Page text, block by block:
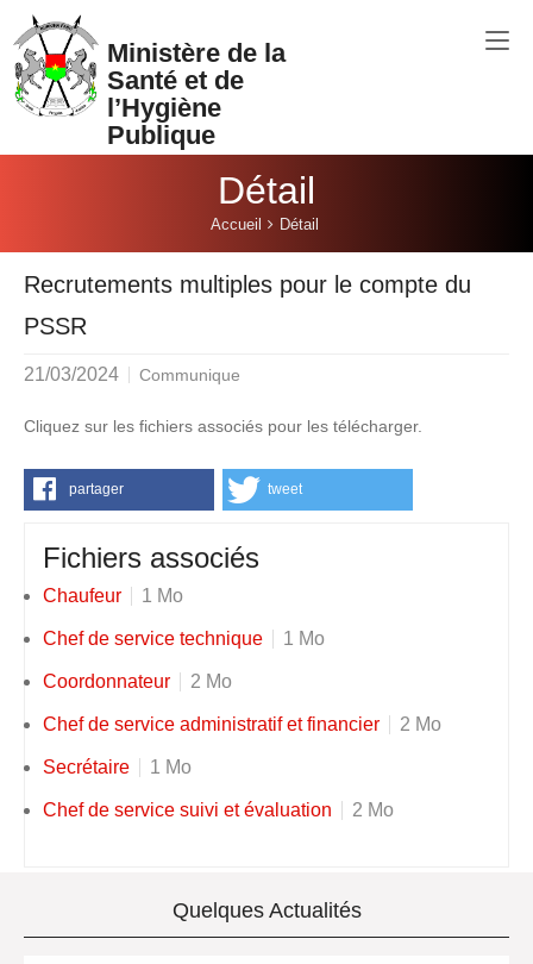
Aller au contenu principal
Ministère de la
Santé et de
l’Hygiène
Publique
Détail
Accueil Détail
Recrutements multiples pour le compte du
PSSR
21/03/2024 Communique
Cliquez sur les fichiers associés pour les télécharger.
partager tweet
Fichiers associés
Chaufeur 1 Mo
Chef de service technique 1 Mo
Coordonnateur 2 Mo
Chef de service administratif et financier 2 Mo
Secrétaire 1 Mo
Chef de service suivi et évaluation 2 Mo
Quelques Actualités